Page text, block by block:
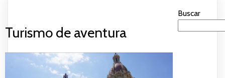
Turismo de aventura
Buscar